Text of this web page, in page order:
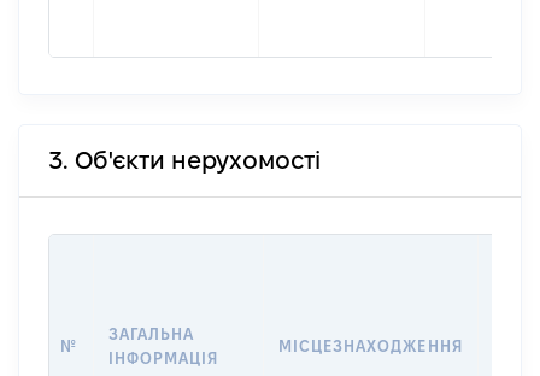
3. Об'єкти нерухомості
№
ЗАГАЛЬНА
ІНФОРМАЦІЯ
МІСЦЕЗНАХОДЖЕННЯ